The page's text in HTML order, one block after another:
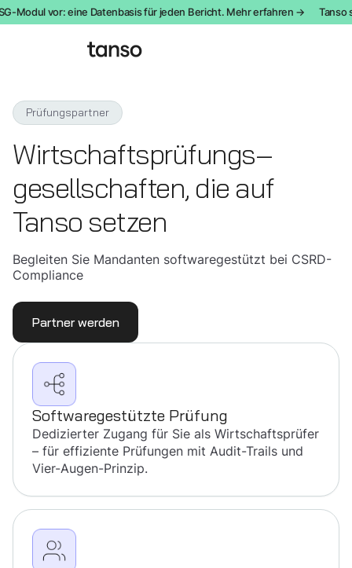
Modul vor: eine Datenbasis für jeden Bericht. Mehr erfahren → Tanso
Prüfungspartner
Wirtschaft­sprüfungs­
gesell­schaften, die auf
Tanso setzen
Begleiten Sie Mandanten softwaregestützt bei CSRD-
Compliance
Partner werden
Softwaregestützte Prüfung
Dedizierter Zugang für Sie als Wirtschaftsprüfer
– für effiziente Prüfungen mit Audit-Trails und
Vier-Augen-Prinzip.